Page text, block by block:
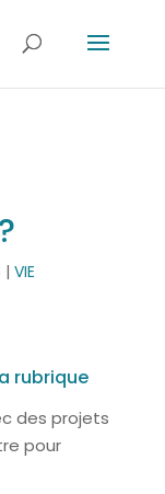
| VIE
rubrique
des projets
pour